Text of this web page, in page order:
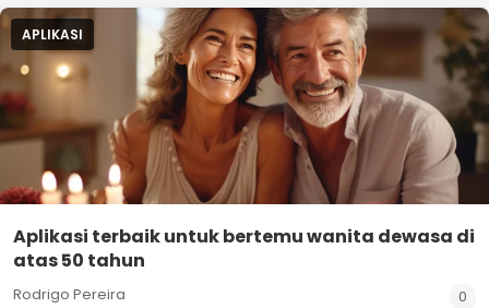
APLIKASI
Aplikasi terbaik untuk bertemu wanita dewasa di
atas 50 tahun
Rodrigo Pereira 0